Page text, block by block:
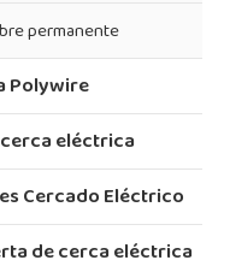
permanente
Polywire
eléctrica
Cercado Eléctrico
de cerca eléctrica